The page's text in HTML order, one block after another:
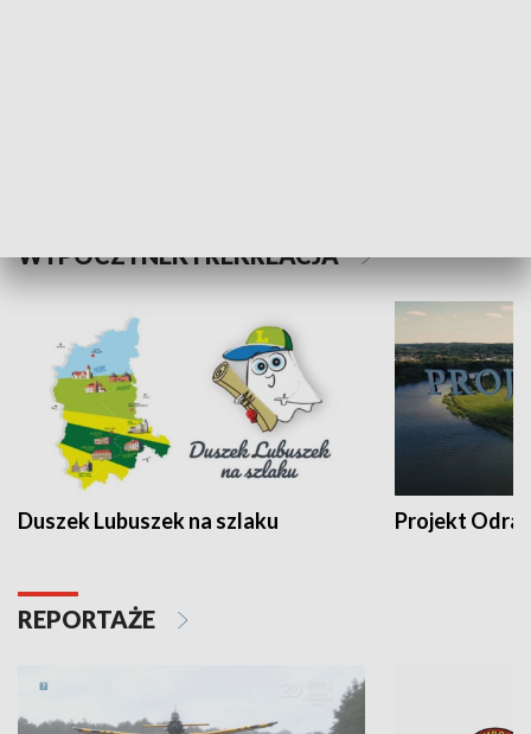
WYPOCZYNEK I REKREACJA
Duszek Lubuszek na szlaku Projekt Odra
REPORTAŻE